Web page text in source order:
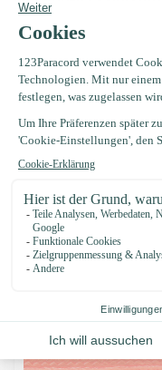
Microcord
40 mtr
Zuletzt